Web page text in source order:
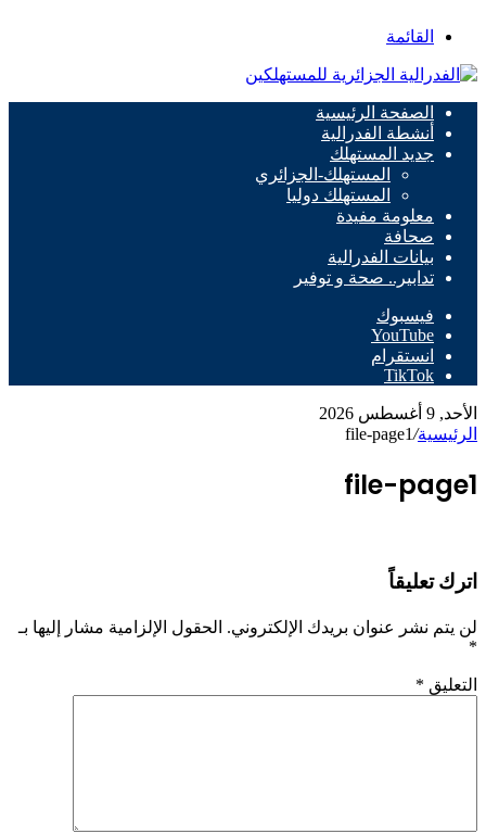
القائمة
الصفحة الرئيسية
أنشطة الفدرالية
جديد المستهلك
المستهلك-الجزائري
المستهلك دوليا
معلومة مفيدة
صحافة
بيانات الفدرالية
تدابير.. صحة و توفير
فيسبوك
‫YouTube
انستقرام
‫TikTok
الأحد, 9 أغسطس 2026
الرئيسية/
file-page1
file-page1
اترك تعليقاً
لن يتم نشر عنوان بريدك الإلكتروني. الحقول الإلزامية مشار إليها بـ
*
التعليق *